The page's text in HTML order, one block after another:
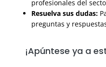
profesionales del
Resuelva sus dudas:
preguntas y
¡Apúntese ya a